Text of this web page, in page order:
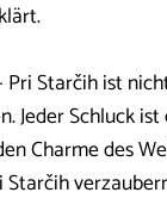
Starčih ist
Jeder Schluck
Charme des